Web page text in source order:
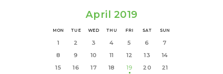
April 2019
MON TUE WED THU FRI SAT SUN
1 2 3 4 5 6
7
8
9 10 11 12 13
14
15
16 17 18 19 20
21